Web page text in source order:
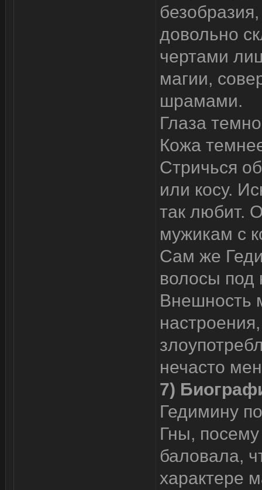
довольно
чертами
магии,
шрамами.
Глаза
Кожа
Стричься
или косу.
так любит.
мужикам с
Сам же
волосы под
Внешность
нечасто
7)
Гедимину
Гны, посему
баловала,
характере